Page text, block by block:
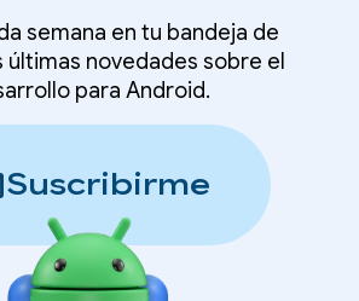
semana en tu bandeja de
últimas novedades sobre el
para Android.
Suscribirme